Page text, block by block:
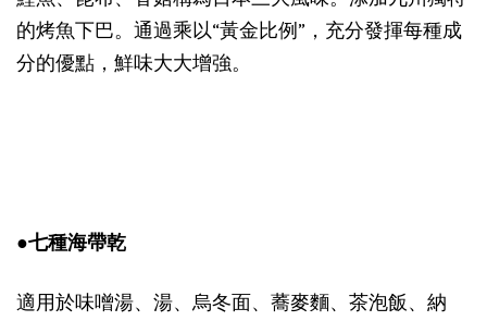
的烤魚下巴。通過乘以“黃金比例”，充分發揮每種成
分的優點，鮮味大大增強。
●七種海帶乾
適用於味噌湯、湯、烏冬面、蕎麥麵、茶泡飯、納